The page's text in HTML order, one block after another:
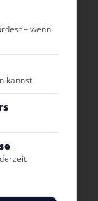
– wenn
kannst